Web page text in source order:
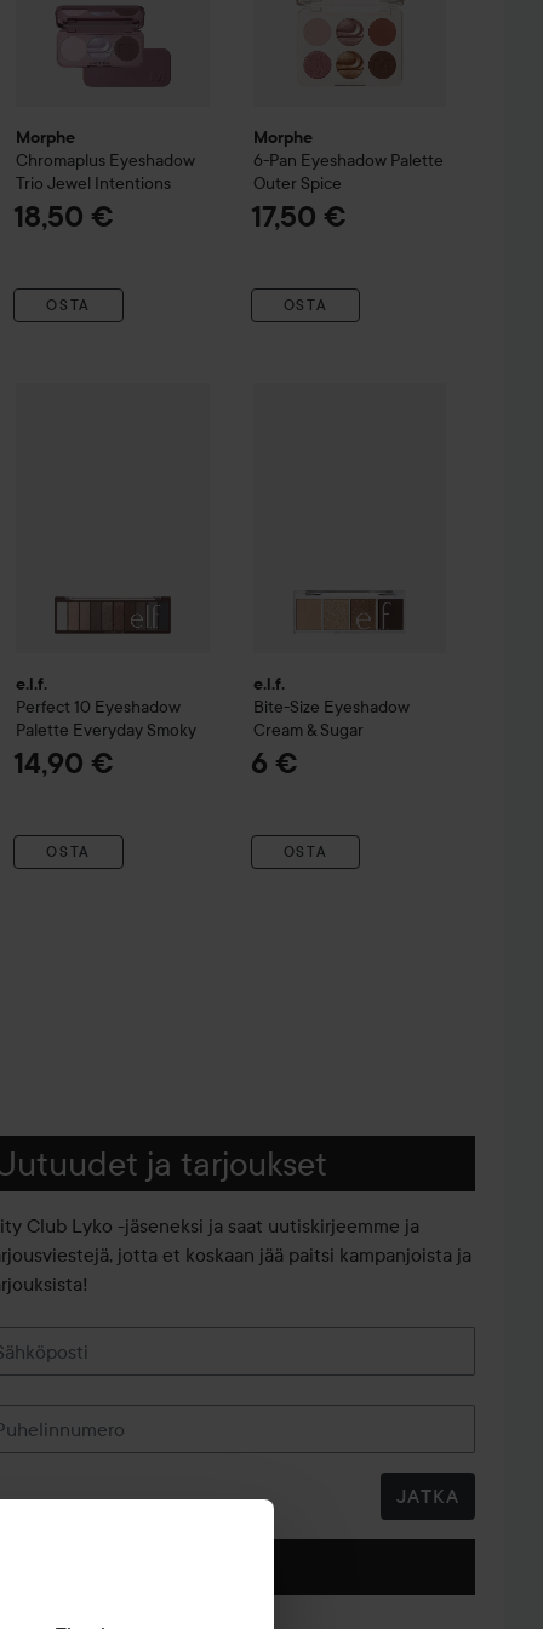
Morphe
Chromaplus Eyeshadow
Trio Jewel Intentions
18,50 €
OSTA
Morphe
6-Pan Eyeshadow Palette
Outer Spice
17,50 €
OSTA
e.l.f.
Perfect 10 Eyeshadow
Palette Everyday Smoky
14,90 €
OSTA
e.l.f.
Bite-Size Eyeshadow
Cream & Sugar
6 €
OSTA
ja tarjoukset
Club Lyko -jäseneksi ja saat uutiskirjeemme ja
jotta et koskaan jää paitsi kampanjoista ja
JATKA